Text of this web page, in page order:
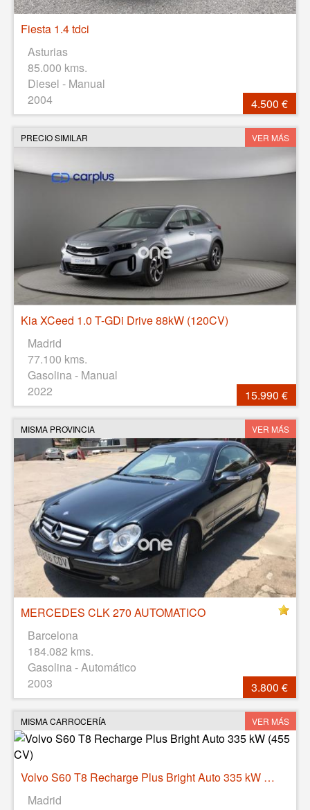
Fiesta 1.4 tdci
Asturias
85.000 kms.
Diesel - Manual
2004
4.500 €
PRECIO SIMILAR VER MÁS
Kia XCeed 1.0 T-GDi Drive 88kW (120CV)
Madrid
77.100 kms.
Gasolina - Manual
2022
15.990 €
MISMA PROVINCIA VER MÁS
MERCEDES CLK 270 AUTOMATICO
Barcelona
184.082 kms.
Gasolina - Automático
2003
3.800 €
MISMA CARROCERÍA VER MÁS
Volvo S60 T8 Recharge Plus Bright Auto 335 kW (455 CV)
Madrid